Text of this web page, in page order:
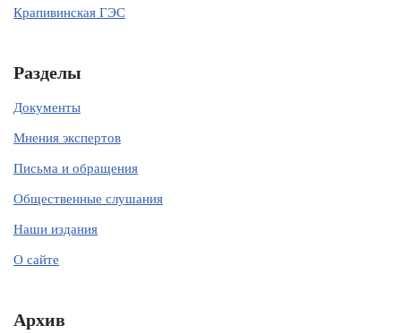
Крапивинская ГЭС
Разделы
Документы
Мнения экспертов
Письма и обращения
Общественные слушания
Наши издания
О сайте
Архив